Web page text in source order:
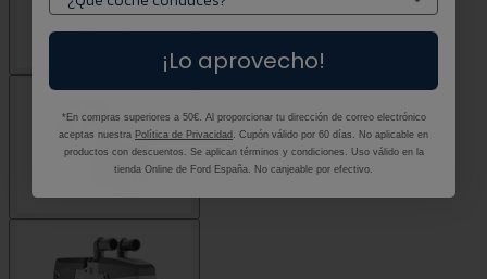
¡Lo aprovecho!
*En compras superiores a 50€. Al proporcionar tu dirección de correo electrónico
aceptas nuestra Política de Privacidad . Cupón válido por 60 días. No aplicable en
productos con descuentos. Se aplican términos y condiciones. Uso válido en la
tienda Online de Ford España. No canjeable por efectivo.